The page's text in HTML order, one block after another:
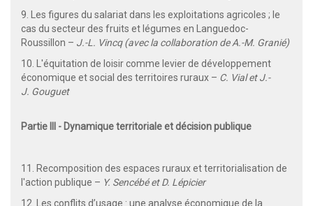
9. Les figures du salariat dans les exploitations agricoles ; le
cas du secteur des fruits et légumes en Languedoc-
Roussillon – J.-L. Vincq (avec la collaboration de A.-M. Granié)
10. L'équitation de loisir comme levier de développement
économique et social des territoires ruraux – C. Vial et J.-
J. Gouguet
Partie III - Dynamique territoriale et décision publique
11. Recomposition des espaces ruraux et territorialisation de
l'action publique – Y. Sencébé et D. Lépicier
12. Les conflits d’usage : une analyse économique de la